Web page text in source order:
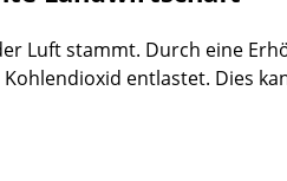
Luft stammt. Durch eine
entlastet. Dies